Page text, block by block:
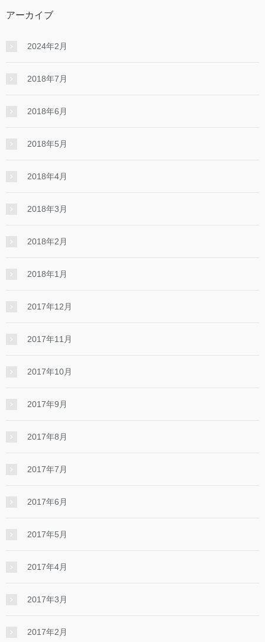
アーカイブ
2024年2月
2018年7月
2018年6月
2018年5月
2018年4月
2018年3月
2018年2月
2018年1月
2017年12月
2017年11月
2017年10月
2017年9月
2017年8月
2017年7月
2017年6月
2017年5月
2017年4月
2017年3月
2017年2月